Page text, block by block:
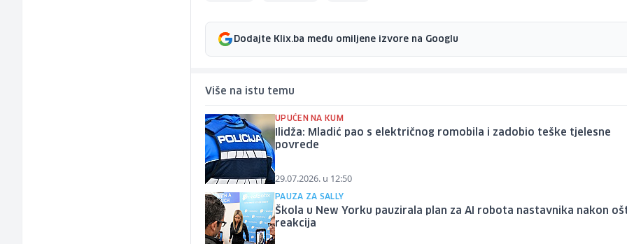
Dodajte Klix.ba među omiljene izvore na Googlu
Više na istu temu
UPUĆEN NA KUM
Ilidža: Mladić pao s električnog romobila i zadobio teške tjelesne
povrede
29.07.2026. u 12:50
PAUZA ZA SALLY
Škola u New Yorku pauzirala plan za AI robota nastavnika nakon
reakcija